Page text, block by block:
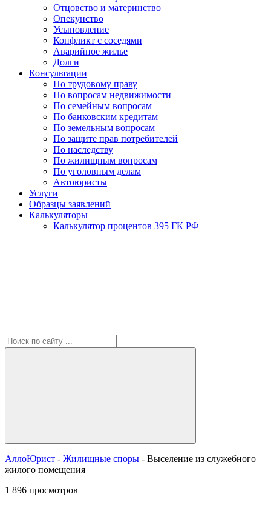
Отцовство и материнство
Опекунство
Усыновление
Конфликт с соседями
Аварийное жилье
Долги
Консультации
По трудовому праву
По вопросам недвижимости
По семейным вопросам
По банковским кредитам
По земельным вопросам
По защите прав потребителей
По наследству
По жилищным вопросам
По уголовным делам
Автоюристы
Услуги
Образцы заявлений
Калькуляторы
Калькулятор процентов 395 ГК РФ
АллоЮрист - Жилищные споры - Выселение из служебного
жилого помещения
1 896 просмотров